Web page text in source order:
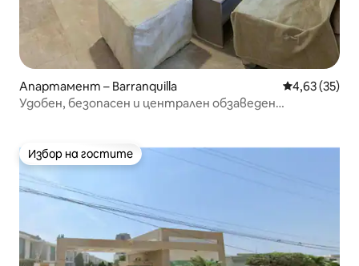
Апартамент – Barranquilla Средна
4,63 (35)
Удобен, безопасен и централен обзаведен
Избор на гостите
Избор на гостите